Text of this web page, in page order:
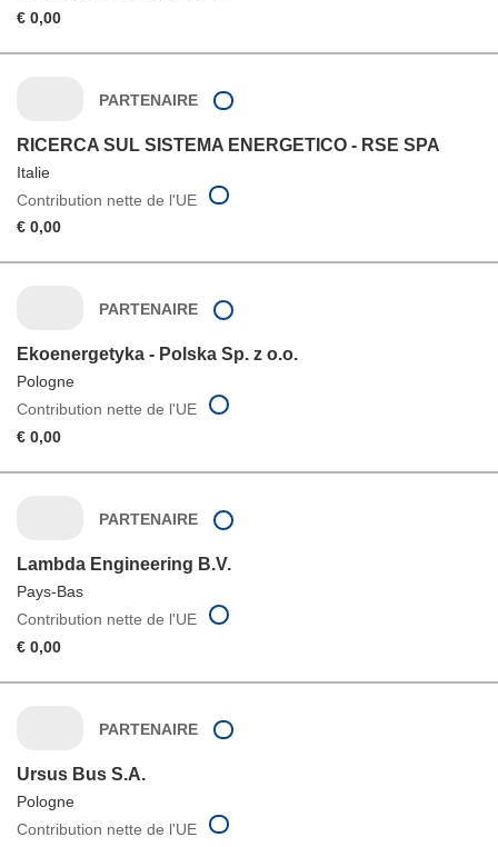
€ 0,00
PARTENAIRE
RICERCA SUL SISTEMA ENERGETICO - RSE SPA
Italie
Contribution nette de l'UE
€ 0,00
PARTENAIRE
Ekoenergetyka - Polska Sp. z o.o.
Pologne
Contribution nette de l'UE
€ 0,00
PARTENAIRE
Lambda Engineering B.V.
Pays-Bas
Contribution nette de l'UE
€ 0,00
PARTENAIRE
Ursus Bus S.A.
Pologne
Contribution nette de l'UE